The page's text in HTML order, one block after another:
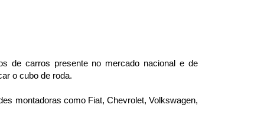
de carros presente no mercado nacional e de
o cubo de roda.
montadoras como Fiat, Chevrolet, Volkswagen,